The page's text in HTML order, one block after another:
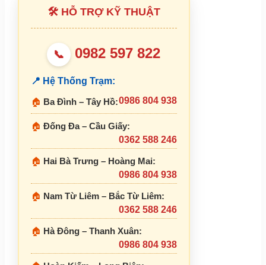
🛠 HỖ TRỢ KỸ THUẬT
📞 0982 597 822
📍 Hệ Thống Trạm:
🏠 Ba Đình – Tây Hồ:0986 804 938
🏠 Đống Đa – Cầu Giấy:
0362 588 246
🏠 Hai Bà Trưng – Hoàng Mai:
0986 804 938
🏠 Nam Từ Liêm – Bắc Từ Liêm:
0362 588 246
🏠 Hà Đông – Thanh Xuân:
0986 804 938